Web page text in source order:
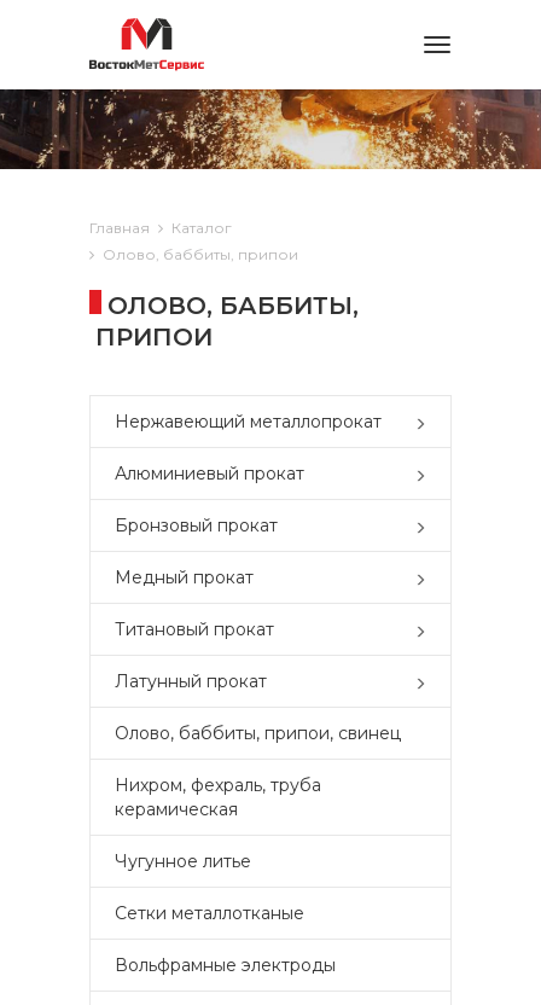
Toggle
Главная
Каталог
Олово, баббиты, припои
ОЛОВО, БАББИТЫ,
ПРИПОИ
Нержавеющий металлопрокат
Алюминиевый прокат
Бронзовый прокат
Медный прокат
Титановый прокат
Латунный прокат
Олово, баббиты, припои, свинец
Нихром, фехраль, труба
керамическая
Чугунное литье
Сетки металлотканые
Вольфрамные электроды